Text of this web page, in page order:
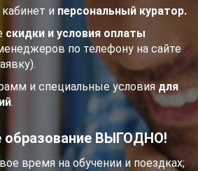
и персональный куратор.
скидки и условия оплаты
по телефону на сайте
и специальные условиядля
.
образование ВЫГОДНО!
время на обучении и поездках;